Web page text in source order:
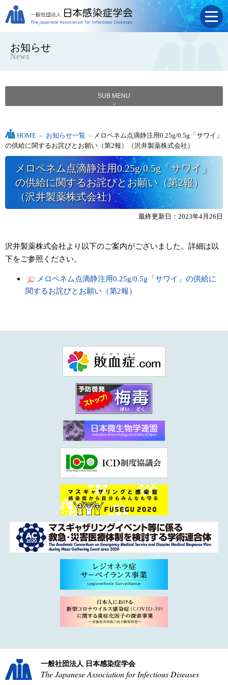
お知らせ
News
SUB MENU
HOME » お知らせ一覧 » メロペネム点滴静注用0.25g/0.5g「サワイ」
の供給に関するお詫びとお願い（第2報）（沢井製薬株式会社）
メロペネム点滴静注用0.25g/0.5g「サワイ」
の供給に関するお詫びとお願い（第2報）
（沢井製薬株式会社）
最終更新日：2023年4月26日
沢井製薬株式会社より以下のご案内がございました。詳細は以
下をご参照ください。
メロペネム点滴静注用0.25g/0.5g「サワイ」の供給に
関するお詫びとお願い（第2報）
一般社団法人 日本感染症学会
The Japanese Association for Infectious Diseases